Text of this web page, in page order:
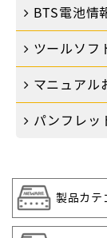
BTS電池情
ツールソフ
マニュアル
パンフレッ